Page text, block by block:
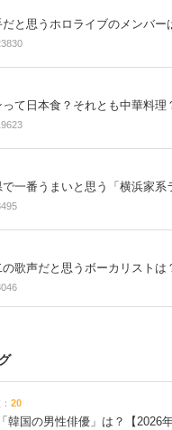
と思うホロライブのメンバー
って日本食？それとも中華料理
一番うまいと思う「横浜家系
歌声だと思うボーカリストは
20
韓国の男性俳優」は？【2026